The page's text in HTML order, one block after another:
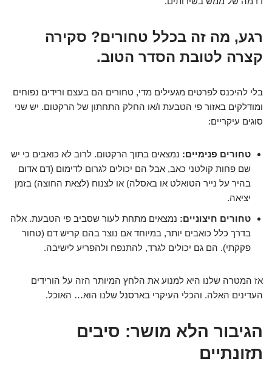
רגע, מה זה בכלל טחורים? סקירה
קצרה לטובת הסדר הטוב.
בלי להיכנס לפרטים מגעילים מדי, טחורים הם בעצם ורידים נפוחים
ומודלקים באזור פי הטבעת ו/או החלק התחתון של הרקטום. יש שני
סוגים עיקריים:
טחורים פנימיים: נמצאים בתוך הרקטום. לרוב לא כואבים כי יש
שם פחות קולטני כאב, אבל הם יכולים לגרום לדימום (דם אדום
בהיר על נייר הטואלט או באסלה) או לצנוח (לצאת החוצה) בזמן
יציאה.
טחורים חיצוניים: נמצאים מתחת לעור שסביב פי הטבעת. אלה
בדרך כלל כואבים יותר, במיוחד אם נוצר בהם קריש דם (טחור
פקקתי). הם גם יכולים לגרד, להתנפח ולהפריע לישיבה.
אז המטרה שלנו היא למנוע את הלחץ המיותר הזה על הורידים
העדינים האלה. והכלי העיקרי בארסנל שלנו הוא… האוכל.
הגיבור הלא מושר: סיבים
תזונתיים